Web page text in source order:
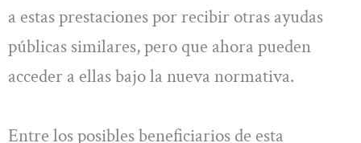
a estas prestaciones por recibir otras ayudas
públicas similares, pero que ahora pueden
acceder a ellas bajo la nueva normativa.
Entre los posibles beneficiarios de esta